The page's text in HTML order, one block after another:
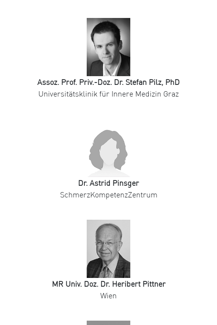
Assoz. Prof. Priv.-Doz. Dr. Stefan Pilz, PhD
Universitätsklinik für Innere Medizin Graz
Dr. Astrid Pinsger
SchmerzKompetenzZentrum
MR Univ. Doz. Dr. Heribert Pittner
Wien